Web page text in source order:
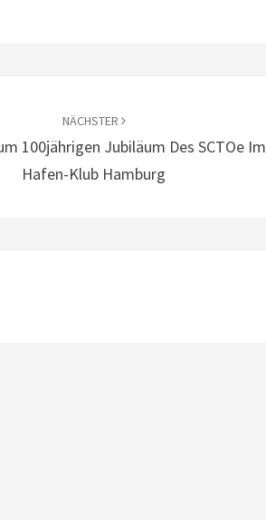
NÄCHSTER
100jährigen Jubiläum Des SCTOe Im
Hafen-Klub Hamburg